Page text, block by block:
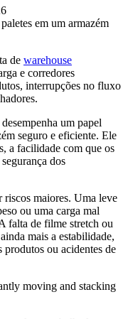
de warehouse
e corredores
interrupções no fluxo
um papel
seguro e eficiente. Ele
a facilidade com que os
dos
riscos maiores. Uma leve
ou uma carga mal
falta de filme stretch ou
mais a estabilidade,
produtos ou acidentes de